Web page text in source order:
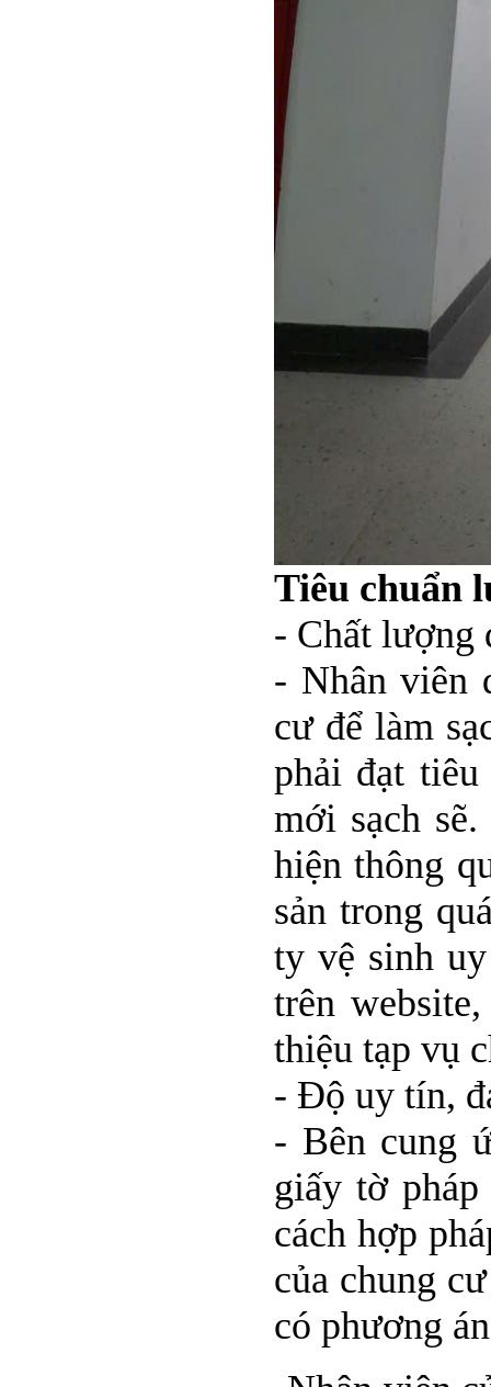
Tiêu chuẩn
- Chất lượng
- Nhân viên
cư để làm
phải đạt
mới sạch
hiện thông
sản trong
ty vệ sinh
trên
thiệu tạp vụ
- Độ uy tín,
- Bên cung
giấy tờ
cách hợp
của chung
có phương